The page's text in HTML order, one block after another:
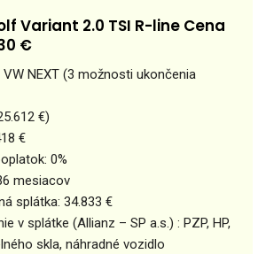
Variant 2.0 TSI R-line Cena
€
NEXT (3 možnosti ukončenia
€)
€
0%
mesiacov
splátka: 34.833 €
v splátke (Allianz – SP a.s.) : PZP, HP,
skla, náhradné vozidlo